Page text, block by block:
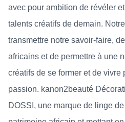
avec pour ambition de révéler
talents créatifs de demain.
transmettre notre savoir-faire,
africains et de permettre à une
créatifs de se former et de vivre
passion. kanon2beauté
DOSSI, une marque de linge